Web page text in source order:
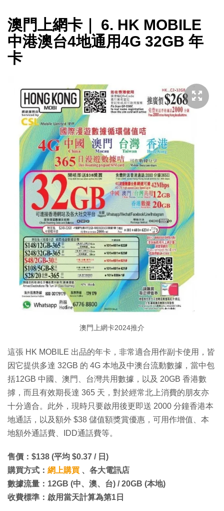
澳門上網卡｜ 6. HK MOBILE
中港澳台4地通用4G 32GB 年
卡
澳門上網卡2024推介
這張 HK MOBILE 出品的年卡，非常適合用作副卡使用，皆
因它提供多達 32GB 的 4G 本地及中澳台流動數據，當中包
括12GB 中國、澳門、台灣共用數據，以及 20GB 香港數
摢，而且有效期長達 365 天，對於經常北上消費的朋友亦
十分適合。此外，現時只要啟用後更即送 2000 分鐘香港本
地通話，以及額外 $38 儲值額獎賞優惠，可用作增值、本
地額外通話費、IDD通話費等。
售價：$138 (平均 $0.37 / 日)
購買方式： 網上購買 、各大電訊店
數據流量：12GB (中、澳、台) / 20GB (本地)
收費標準：啟用當天計算為第1日